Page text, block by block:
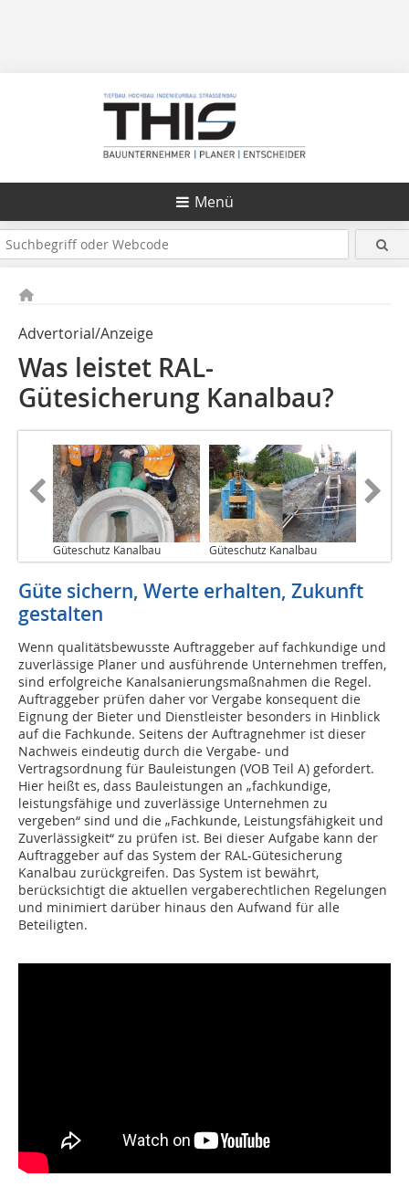
Menü
Advertorial/Anzeige
Was leistet RAL-
Gütesicherung Kanalbau?
Güteschutz Kanalbau Güteschutz Kanalbau
Güte sichern, Werte erhalten, Zukunft
gestalten
Wenn qualitätsbewusste Auftraggeber auf fachkundige und
zuverlässige Planer und ausführende Unternehmen treffen,
sind erfolgreiche Kanalsanierungsmaßnahmen die Regel.
Auftraggeber prüfen daher vor Vergabe konsequent die
Eignung der Bieter und Dienstleister besonders in Hinblick
auf die Fachkunde. Seitens der Auftragnehmer ist dieser
Nachweis eindeutig durch die Vergabe- und
Vertragsordnung für Bauleistungen (VOB Teil A) gefordert.
Hier heißt es, dass Bauleistungen an „fachkundige,
leistungsfähige und zuverlässige Unternehmen zu
vergeben“ sind und die „Fachkunde, Leistungsfähigkeit und
Zuverlässigkeit“ zu prüfen ist. Bei dieser Aufgabe kann der
Auftraggeber auf das System der RAL-Gütesicherung
Kanalbau zurückgreifen. Das System ist bewährt,
berücksichtigt die aktuellen vergaberechtlichen Regelungen
und minimiert darüber hinaus den Aufwand für alle
Beteiligten.